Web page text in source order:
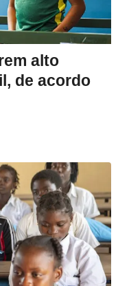
alto
de acordo